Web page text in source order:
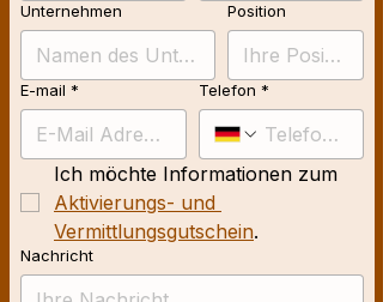
Unternehmen Position
E-mail * Telefon *
Aktivierungs- und
Vermittlungsgutschein.
Nachricht